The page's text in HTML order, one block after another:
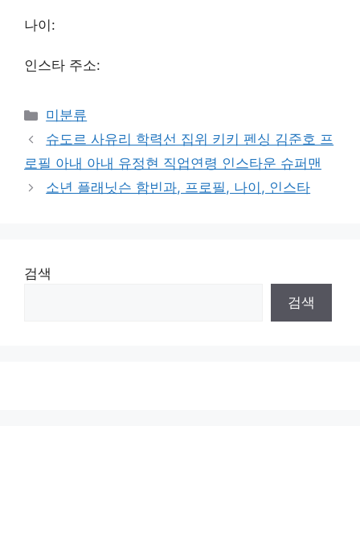
나이:
인스타 주소:
Categories
미분류
슈도르 사유리 학력선 집위 키키 펜싱 김준호 프
로필 아내 아내 유정현 직업연령 인스타운 슈퍼맨
소년 플래닛슨 함빈과, 프로필, 나이, 인스타
검색
검색